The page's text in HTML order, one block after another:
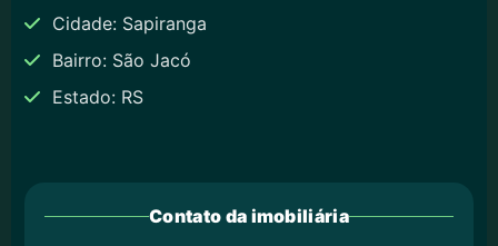
Cidade: Sapiranga
Bairro: São Jacó
Estado: RS
Contato da imobiliária